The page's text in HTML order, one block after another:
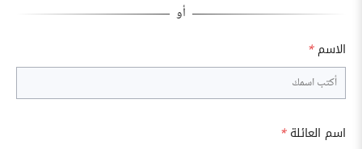
الاسم *
اسم العائلة *